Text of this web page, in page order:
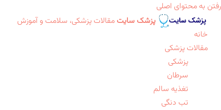
رفتن به محتوای اصلی
پزشک سایت مقالات پزشکی، سلامت و آموزش
خانه
مقالات پزشکی
پزشکی
سرطان
تغذیه سالم
تب دنگی